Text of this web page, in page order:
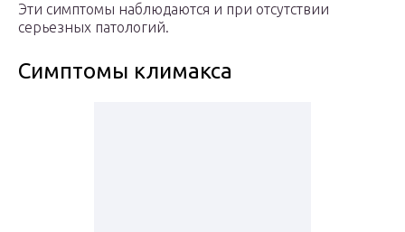
Эти симптомы наблюдаются и при отсутствии
серьезных патологий.
Симптомы климакса